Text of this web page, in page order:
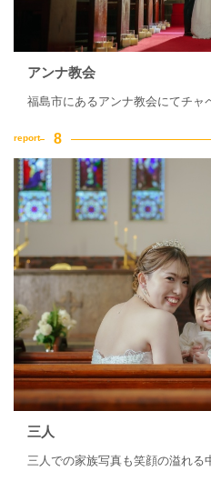
アンナ教会
福島市にあるアンナ教会にてチ
三人
三人での家族写真も笑顔の溢れる